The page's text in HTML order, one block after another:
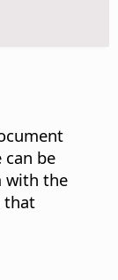
can be
with the
that